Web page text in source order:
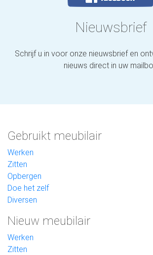
Nieuwsbrief
Schrijf u in voor onze nieuwsbrief en
nieuws direct in uw
Gebruikt meubilair
Werken
Zitten
Opbergen
Doe het zelf
Diversen
Nieuw meubilair
Werken
Zitten